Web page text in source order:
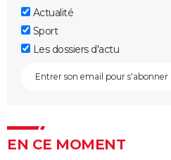
Actualité
Sport
Les dossiers d'actu
EN CE MOMENT